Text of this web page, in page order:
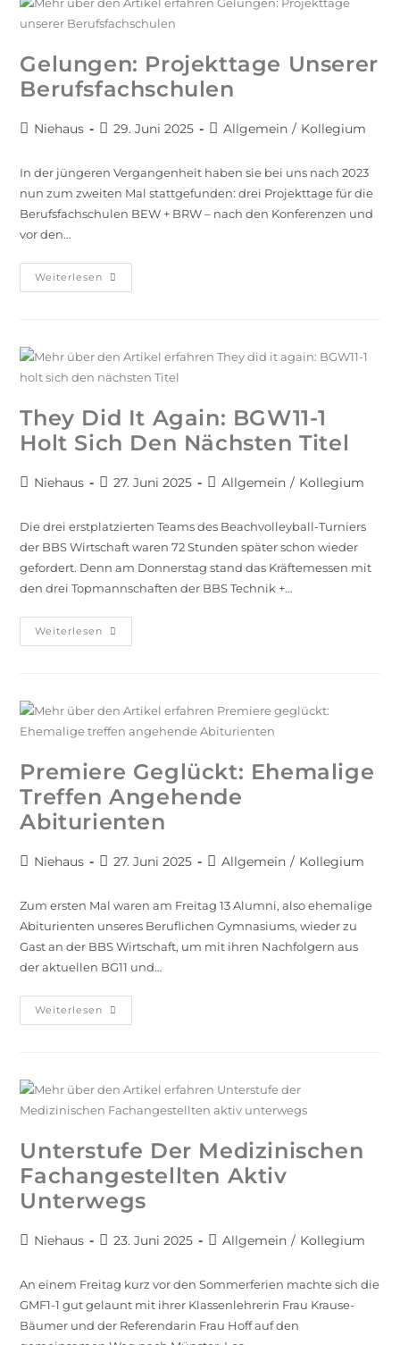
Gelungen: Projekttage Unserer
Berufsfachschulen
Niehaus 29. Juni 2025 Allgemein / Kollegium
In der jüngeren Vergangenheit haben sie bei uns nach 2023
nun zum zweiten Mal stattgefunden: drei Projekttage für die
Berufsfachschulen BEW + BRW – nach den Konferenzen und
vor den…
Weiterlesen
They Did It Again: BGW11-1
Holt Sich Den Nächsten Titel
Niehaus 27. Juni 2025 Allgemein / Kollegium
Die drei erstplatzierten Teams des Beachvolleyball-Turniers
der BBS Wirtschaft waren 72 Stunden später schon wieder
gefordert. Denn am Donnerstag stand das Kräftemessen mit
den drei Topmannschaften der BBS Technik +…
Weiterlesen
Premiere Geglückt: Ehemalige
Treffen Angehende
Abiturienten
Niehaus 27. Juni 2025 Allgemein / Kollegium
Zum ersten Mal waren am Freitag 13 Alumni, also ehemalige
Abiturienten unseres Beruflichen Gymnasiums, wieder zu
Gast an der BBS Wirtschaft, um mit ihren Nachfolgern aus
der aktuellen BG11 und…
Weiterlesen
Unterstufe Der Medizinischen
Fachangestellten Aktiv
Unterwegs
Niehaus 23. Juni 2025 Allgemein / Kollegium
An einem Freitag kurz vor den Sommerferien machte sich die
GMF1-1 gut gelaunt mit ihrer Klassenlehrerin Frau Krause-
Bäumer und der Referendarin Frau Hoff auf den